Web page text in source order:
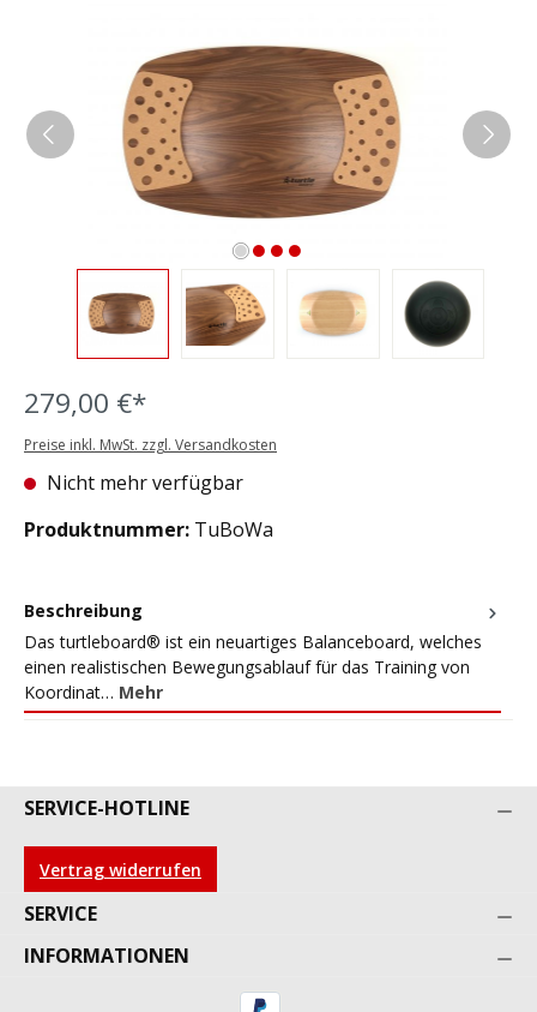
279,00 €*
Preise inkl. MwSt. zzgl. Versandkosten
Nicht mehr verfügbar
Produktnummer: TuBoWa
Beschreibung
Das turtleboard® ist ein neuartiges Balanceboard, welches
einen realistischen Bewegungsablauf für das Training von
Koordinat… Mehr
SERVICE-HOTLINE
Vertrag widerrufen
SERVICE
INFORMATIONEN